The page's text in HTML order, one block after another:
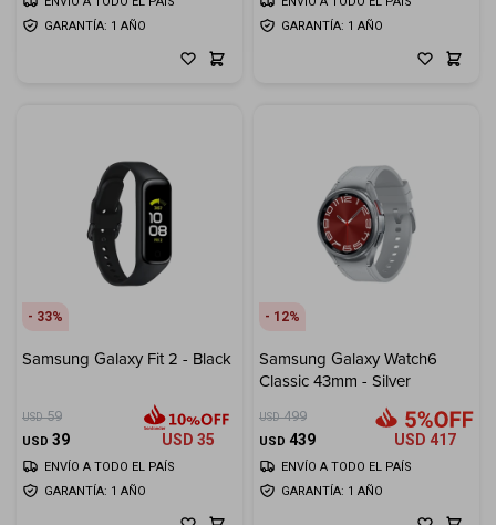
GARANTÍA: 1 AÑO
GARANTÍA: 1 AÑO
33
Samsung Galaxy Fit 2 - Black
USD 59
USD 39 USD 35
GARANTÍA: 1 AÑO
ENVÍO A TODO EL PAÍS
12
Samsung Galaxy Watch6
Classic 43mm - Silver
USD 499
USD 439 USD 417
GARANTÍA: 1 AÑO
ENVÍO A TODO EL PAÍS